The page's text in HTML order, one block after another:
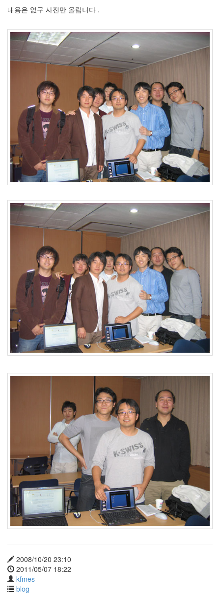
내용은 없구 사진만 올립니다 .
2008/10/20 23:10
2011/05/07 18:22
kfmes
blog
Recent
전
차
뜰...
by
kfmes
슬
라
모
S
11...
kfmes
테
라
모
S
kfmes
테
슬
라
모
델
S
퍼
모
드
by
kfmes